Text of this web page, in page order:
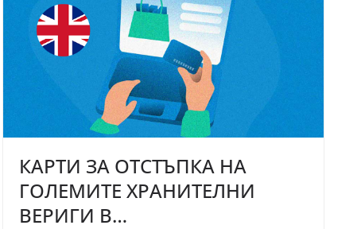
КАРТИ ЗА ОТСТЪПКА НА
ГОЛЕМИТЕ ХРАНИТЕЛНИ
ВЕРИГИ В…